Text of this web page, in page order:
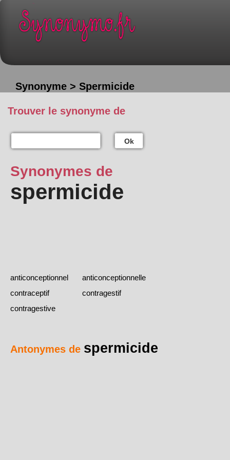
Synonyme > Spermicide
Trouver le synonyme de
Ok
Synonymes de
spermicide
anticonceptionnel
anticonceptionnelle
contraceptif
contragestif
contragestive
Antonymes de spermicide